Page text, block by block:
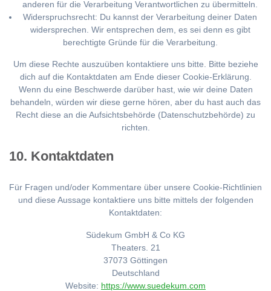
anderen für die Verarbeitung Verantwortlichen zu übermitteln.
Widerspruchsrecht: Du kannst der Verarbeitung deiner Daten
widersprechen. Wir entsprechen dem, es sei denn es gibt
berechtigte Gründe für die Verarbeitung.
Um diese Rechte auszuüben kontaktiere uns bitte. Bitte beziehe
dich auf die Kontaktdaten am Ende dieser Cookie-Erklärung.
Wenn du eine Beschwerde darüber hast, wie wir deine Daten
behandeln, würden wir diese gerne hören, aber du hast auch das
Recht diese an die Aufsichtsbehörde (Datenschutzbehörde) zu
richten.
10. Kontaktdaten
Für Fragen und/oder Kommentare über unsere Cookie-Richtlinien
und diese Aussage kontaktiere uns bitte mittels der folgenden
Kontaktdaten:
Südekum GmbH & Co KG
Theaters. 21
37073 Göttingen
Deutschland
Website: https://www.suedekum.com